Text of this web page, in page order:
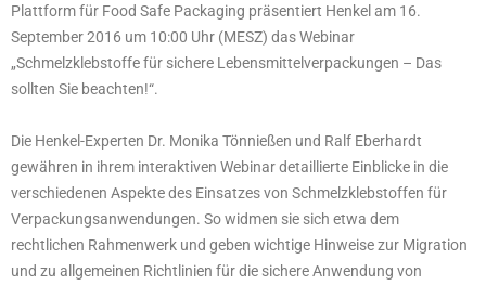
Plattform für Food Safe Packaging präsentiert Henkel am 16.
September 2016 um 10:00 Uhr (MESZ) das Webinar
„Schmelzklebstoffe für sichere Lebensmittelverpackungen – Das
sollten Sie beachten!“.
Die Henkel-Experten Dr. Monika Tönnießen und Ralf Eberhardt
gewähren in ihrem interaktiven Webinar detaillierte Einblicke in die
verschiedenen Aspekte des Einsatzes von Schmelzklebstoffen für
Verpackungsanwendungen. So widmen sie sich etwa dem
rechtlichen Rahmenwerk und geben wichtige Hinweise zur Migration
und zu allgemeinen Richtlinien für die sichere Anwendung von